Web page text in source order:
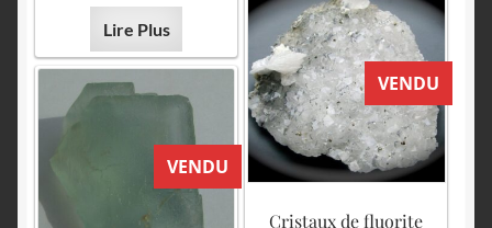
Lire Plus
VENDU
Cristaux de fluorite
VENDU